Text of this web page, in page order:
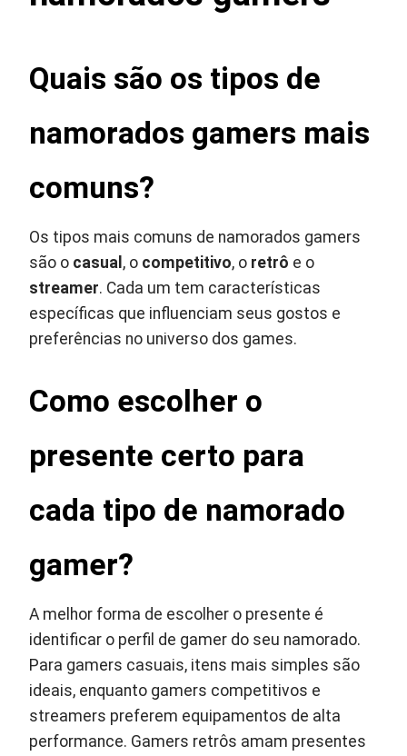
Quais são os tipos de
namorados gamers mais
comuns?
Os tipos mais comuns de namorados gamers
são o casual , o competitivo, o retrô e o
streamer. Cada um tem características
específicas que influenciam seus gostos e
preferências no universo dos games.
Como escolher o
presente certo para
cada tipo de namorado
gamer?
A melhor forma de escolher o presente é
identificar o perfil de gamer do seu namorado.
Para gamers casuais, itens mais simples são
ideais, enquanto gamers competitivos e
streamers preferem equipamentos de alta
performance. Gamers retrôs amam presentes